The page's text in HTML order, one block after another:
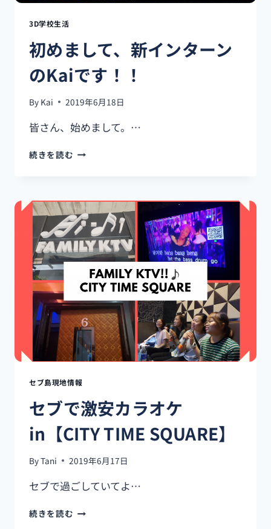
3D学校生活
初めまして、新インターン
のKaiです！！
By Kai 2019年6月18日
皆さん、始めまして。…
続きを読む
て、
新
イ
ン
タ
ー
の
KAI
で
す！！
セブ島現地情報
セブで激安カラオケ
in【CITY TIME SQUARE】
ByTani 2019年6月17日
セブで過ごしていてよ…
続きを読む